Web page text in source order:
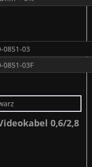
0851-03
0851-03F
0,6/2,8